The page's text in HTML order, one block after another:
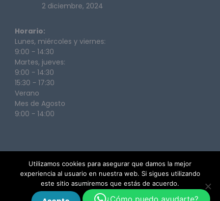
2 diciembre, 2024
Horario:
Lunes, miércoles y viernes:
9:00 - 14:30
Martes, jueves:
9:00 - 14:30
15:30 - 17:30
Verano
Mes de Agosto
9:00 - 14:00
Legal
© 2024 Euroteide Seguros S.L. Todos los derechos
¿Cómo puedo ayudarte?
Utilizamos cookies para asegurar que damos la mejor
experiencia al usuario en nuestra web. Si sigues utilizando
este sitio asumiremos que estás de acuerdo.